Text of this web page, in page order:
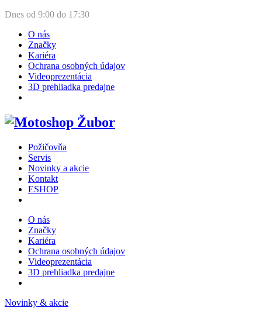
Dnes od 9:00 do 17:30
O nás
Značky
Kariéra
Ochrana osobných údajov
Videoprezentácia
3D prehliadka predajne
Požičovňa
Servis
Novinky a akcie
Kontakt
ESHOP
O nás
Značky
Kariéra
Ochrana osobných údajov
Videoprezentácia
3D prehliadka predajne
Novinky & akcie